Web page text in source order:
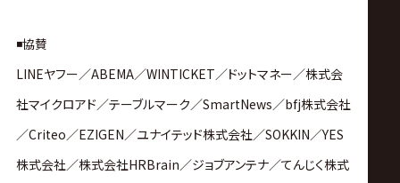
◾️協賛
LINEヤフー／ABEMA／WINTICKET／ドットマネー／株式会
社マイクロアド／テーブルマーク／SmartNews／bfj株式会社
／Criteo／EZIGEN／ユナイテッド株式会社／SOKKIN／YES
株式会社／株式会社HRBrain／ジョブアンテナ／てんじく株式